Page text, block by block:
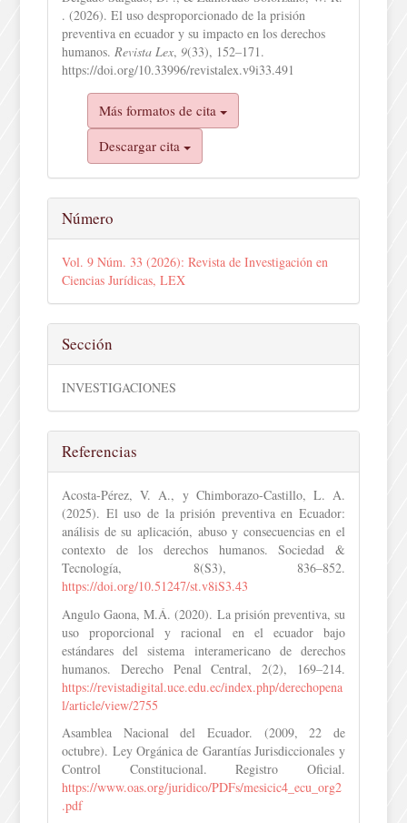
artículo
. (2026). El uso desproporcionado de la prisión
preventiva en ecuador y su impacto en los derechos
humanos.Revista Lex,9(33), 152–171.
https://doi.org/10.33996/revistalex.v9i33.491
Más formatos de cita
Descargar cita
Número
Vol. 9 Núm. 33 (2026): Revista de Investigación en
Ciencias Jurídicas, LEX
Sección
INVESTIGACIONES
Referencias
Acosta-Pérez, V. A., y Chimborazo-Castillo, L. A.
(2025). El uso de la prisión preventiva en Ecuador:
análisis de su aplicación, abuso y consecuencias en el
contexto de los derechos humanos. Sociedad &
Tecnología, 8(S3), 836–852.
https://doi.org/10.51247/st.v8iS3.43
Angulo Gaona, M.Á. (2020). La prisión preventiva, su
uso proporcional y racional en el ecuador bajo
estándares del sistema interamericano de derechos
humanos. Derecho Penal Central, 2(2), 169–214.
https://revistadigital.uce.edu.ec/index.php/derechopena
l/article/view/2755
Asamblea Nacional del Ecuador. (2009, 22 de
octubre). Ley Orgánica de Garantías Jurisdiccionales y
Control Constitucional. Registro Oficial.
https://www.oas.org/juridico/PDFs/mesicic4_ecu_org2
.pdf